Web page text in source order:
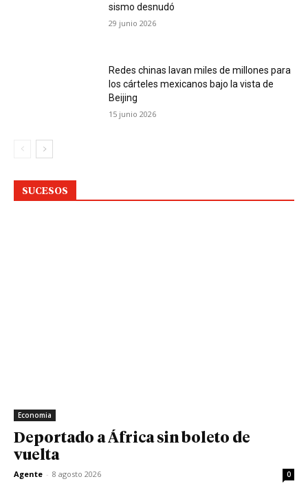
sismo desnudó
29 junio 2026
Redes chinas lavan miles de millones para
los cárteles mexicanos bajo la vista de
Beijing
15 junio 2026
SUCESOS
Economia
Deportado a África sin boleto de
vuelta
Agente - 8 agosto 2026 0